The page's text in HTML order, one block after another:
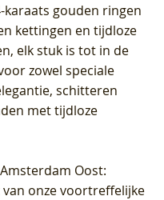
karaats gouden ringen
kettingen en tijdloze
elk stuk is tot in de
zowel speciale
schitteren
met tijdloze
Oost:
onze voortreffelijke